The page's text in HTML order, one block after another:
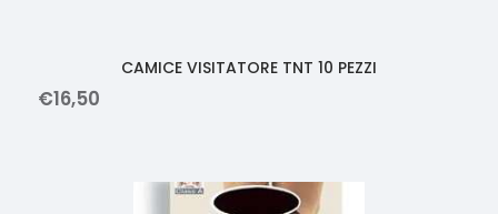
CAMICE VISITATORE TNT 10 PEZZI
€16,50